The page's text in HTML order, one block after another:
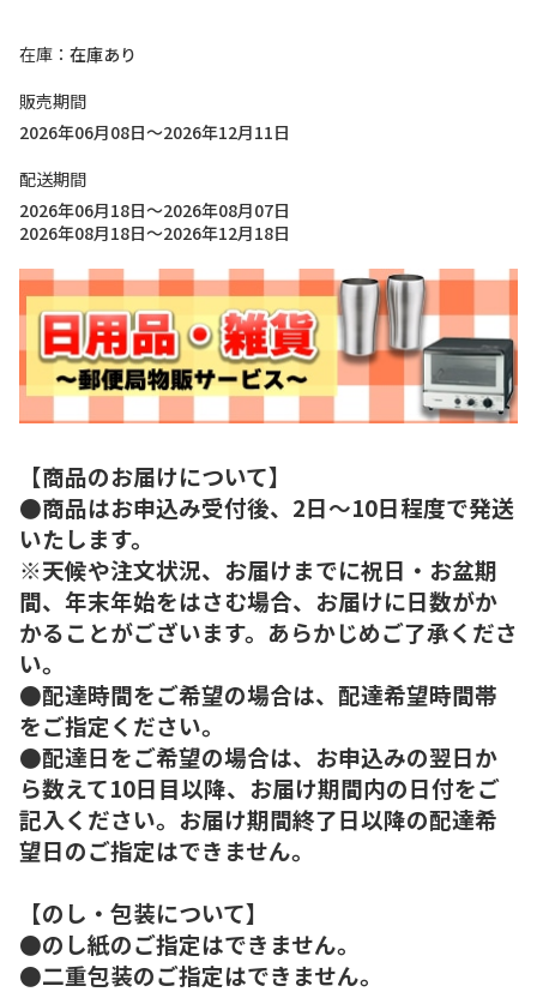
在庫
在庫あり
販売期間
2026年06月08日～2026年12月11日
配送期間
2026年06月18日～2026年08月07日
2026年08月18日～2026年12月18日
【商品のお届けについて】
●商品はお申込み受付後、2日～10日程度で発送
いたします。
※天候や注文状況、お届けまでに祝日・お盆期
間、年末年始をはさむ場合、お届けに日数がか
かることがございます。あらかじめご了承くださ
い。
●配達時間をご希望の場合は、配達希望時間帯
をご指定ください。
●配達日をご希望の場合は、お申込みの翌日か
ら数えて10日目以降、お届け期間内の日付をご
記入ください。お届け期間終了日以降の配達希
望日のご指定はできません。
【のし・包装について】
●のし紙のご指定はできません。
●二重包装のご指定はできません。